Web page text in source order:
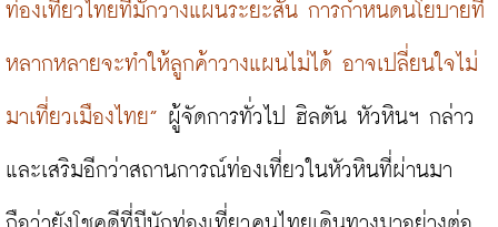
ท่องเที่ยวไทยที่มักวางแผนระยะสั้น การกำหนดนโยบายที่
หลากหลายจะทำให้ลูกค้าวางแผนไม่ได้ อาจเปลี่ยนใจไม่
มาเที่ยวเมืองไทย” ผู้จัดการทั่วไป ฮิลตัน หัวหินฯ กล่าว
และเสริมอีกว่าสถานการณ์ท่องเที่ยวในหัวหินที่ผ่านมา